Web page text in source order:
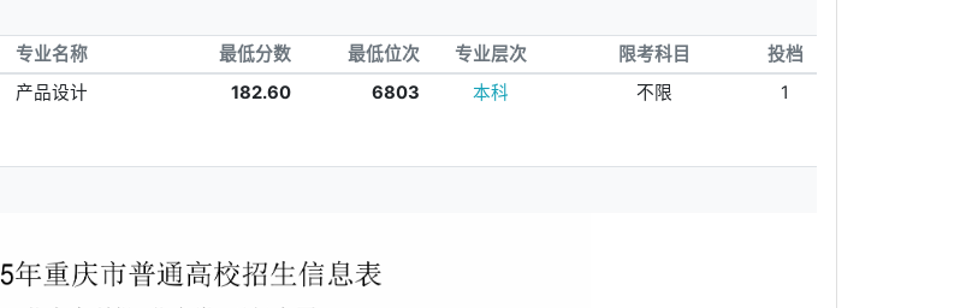
专业名称 最低分数 最低位次 专业层次 限考科目
投档
产品设计 182.60 6803 本科 不限 1